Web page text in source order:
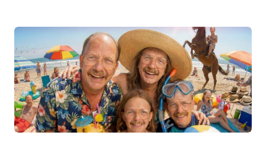
ПРЫЩИ (АКНЕ) У ДЕТЕЙ
И ПОДРОСТКОВ
mezo.in.ua - Краса Тіла та Обличчя
Сегодня мы поговори про акне у детей и